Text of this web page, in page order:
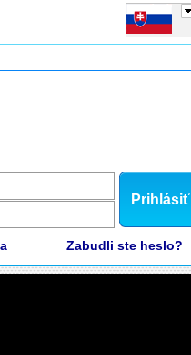
Prihlásiť
Zabudli ste heslo?